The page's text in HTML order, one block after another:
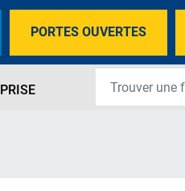
PORTES OUVERTES